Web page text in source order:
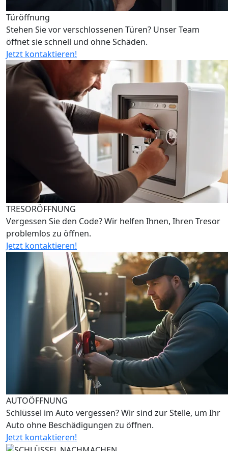
Türöffnung
Stehen Sie vor verschlossenen Türen? Unser Team
öffnet sie schnell und ohne Schäden.
Jetzt kontaktieren!
TRESORÖFFNUNG
Vergessen Sie den Code? Wir helfen Ihnen, Ihren Tresor
problemlos zu öffnen.
Jetzt kontaktieren!
AUTOÖFFNUNG
Schlüssel im Auto vergessen? Wir sind zur Stelle, um Ihr
Auto ohne Beschädigungen zu öffnen.
Jetzt kontaktieren!